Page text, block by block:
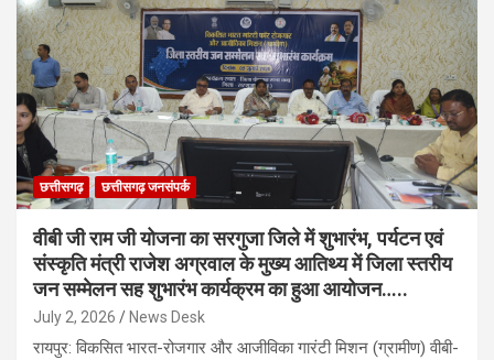
छत्तीसगढ़ छत्तीसगढ़ जनसंपर्क
वीबी जी राम जी योजना का सरगुजा जिले में शुभारंभ, पर्यटन एवं
संस्कृति मंत्री राजेश अग्रवाल के मुख्य आतिथ्य में जिला स्तरीय
जन सम्मेलन सह शुभारंभ कार्यक्रम का हुआ आयोजन…..
July 2, 2026 News Desk
रायपुर: विकसित भारत-रोजगार और आजीविका गारंटी मिशन (ग्रामीण) वीबी-